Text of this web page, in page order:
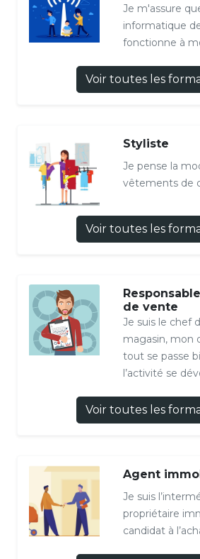
Je m'assure
informatique
fonctionne à
Voir toutes les
Styliste
Je pense la
vêtements de
Voir toutes les
de vente
Je suis le chef
magasin, mon
tout se passe
l’activité se
Voir toutes les
Agent
Je suis
propriétaire
candidat à